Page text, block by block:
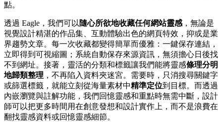
點。
透過 Eagle，我們可以 隨心所欲地收藏任何網站靈感 ，無論是
視覺設計精湛的作品集、互動體驗出色的網頁特效，抑或是業
界趨勢文章。每一次收藏都變得簡單而優雅：一鍵保存連結，
立即得到可視縮圖；系統自動保存來源資訊，無須擔心日後找
不到網址。接著，靈活的分類和標籤讓我們能將靈感條理分明
地歸類整理 ，不再陷入資料夾迷宮。需要時，只消搜尋關鍵字
或篩選標籤，就能立刻從海量素材中精準定位到目標。而透過
內嵌瀏覽與註解功能，我們回憶靈感和重點時無需中斷，設計
師可以把更多時間用在創意發想和設計實作上，而不是浪費在
翻找靈感資料或回憶靈感細節。